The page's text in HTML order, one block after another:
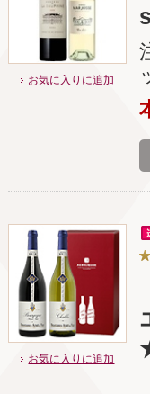
お気に入りに追加
お気に入りに追加